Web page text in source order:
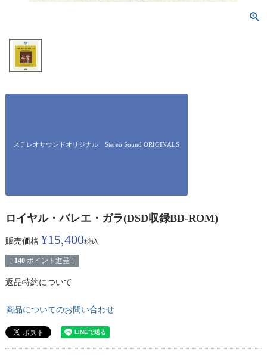
ステレオサウンドオリジナル Stereo Sound ORIGINALS
ロイヤル・バレエ・ガラ(DSD収録BD-ROM)
販売価格 ¥15,400税込
[ 140 ポイント進呈 ]
返品特約について
商品についてのお問い合わせ